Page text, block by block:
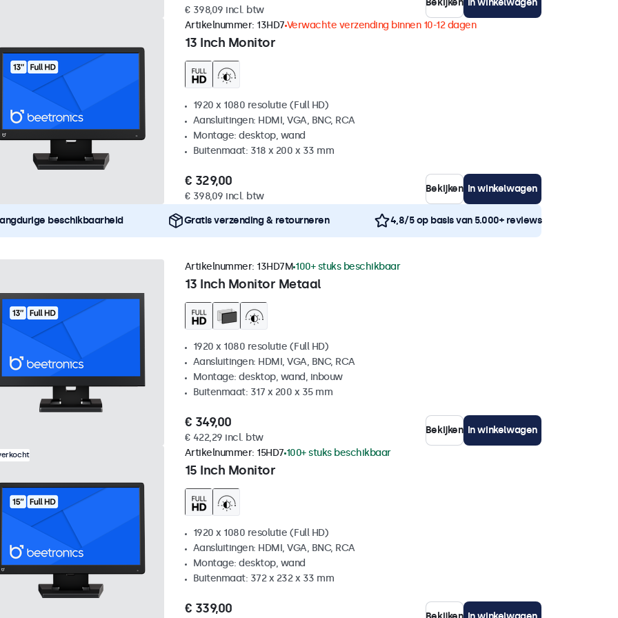
€ 398,09 incl. btw
Bekijken In winkelwagen
13 Inch Monitor
Artikelnummer: 13HD7 Verwachte verzending binnen 10-12 dagen
1920 x 1080 resolutie (Full HD)
Aansluitingen: HDMI, VGA, BNC, RCA
Montage: desktop, wand
Buitenmaat: 318 x 200 x 33 mm
€ 329,00
€ 398,09 incl. btw
Bekijken In winkelwagen
beschikbaarheid Gratis verzending & retourneren 4,8/5 op basis van 5.000+ reviews
13 Inch Monitor Metaal
Artikelnummer: 13HD7M 100+ stuks beschikbaar
1920 x 1080 resolutie (Full HD)
Aansluitingen: HDMI, VGA, BNC, RCA
Montage: desktop, wand, inbouw
Buitenmaat: 317 x 200 x 35 mm
€ 349,00
€ 422,29 incl. btw
Bekijken In winkelwagen
15 Inch Monitor
Artikelnummer: 15HD7 100+ stuks beschikbaar
1920 x 1080 resolutie (Full HD)
Aansluitingen: HDMI, VGA, BNC, RCA
Montage: desktop, wand
Buitenmaat: 372 x 232 x 33 mm
€ 339,00